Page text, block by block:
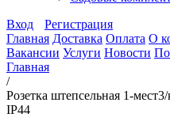
Вход
Регистрация
Главная Доставка Оплата О
Вакансии Услуги Новости
Главная
/
Розетка штепсельная 1-
IP44